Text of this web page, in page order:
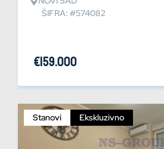
ŠIFRA: #574082
€159.000
Stanovi Ekskluzivno